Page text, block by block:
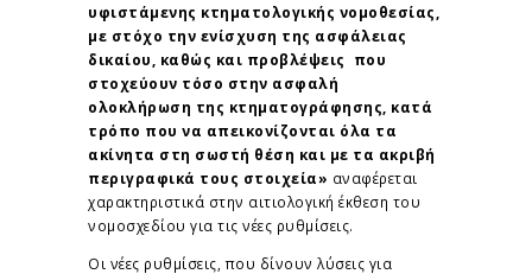
υφιστάμενης κτηματολογικής νομοθεσίας,
με στόχο την ενίσχυση της ασφάλειας
δικαίου, καθώς και προβλέψεις που
στοχεύουν τόσο στην ασφαλή
ολοκλήρωση της κτηματογράφησης, κατά
τρόπο που να απεικονίζονται όλα τα
ακίνητα στη σωστή θέση και με τα ακριβή
περιγραφικά τους στοιχεία» αναφέρεται
χαρακτηριστικά στην αιτιολογική έκθεση του
νομοσχεδίου για τις νέες ρυθμίσεις.
Οι νέες ρυθμίσεις, που δίνουν λύσεις για